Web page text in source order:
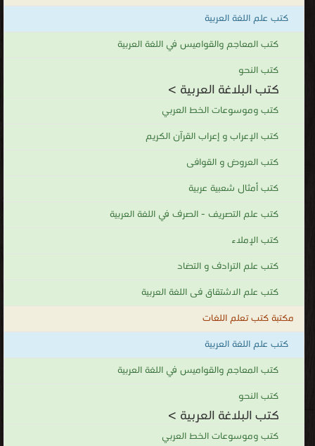
كتب كتب البلاغة العربية
كتب علم اللغة العربية
كتب المعاجم والقواميس في اللغة العربية
كتب النحو
كتب البلاغة العربية >
كتب وموسوعات الخط العربي
كتب الإعراب و إعراب القرآن الكريم
كتب العروض و القوافى
كتب أمثال شعبية عربية
كتب علم التصريف - الصرف في اللغة العربية
كتب الإملاء
كتب علم الترادف و التضاد
كتب علم الاشتقاق فى اللغة العربية
مكتبة كتب تعلم اللغات
كتب علم اللغة العربية
كتب المعاجم والقواميس في اللغة العربية
كتب النحو
كتب البلاغة العربية >
كتب وموسوعات الخط العربي